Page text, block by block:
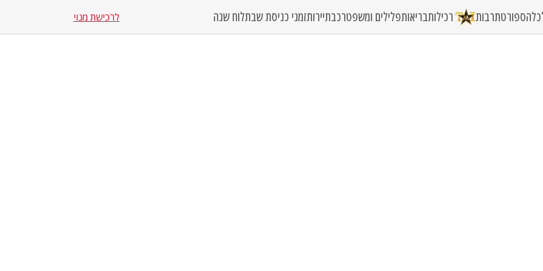
ספורטתרבות רכילותבריאותפלילים ומשפטרכבתיירותזמני כניסת שבתלוח שנה לרכישת מנוי